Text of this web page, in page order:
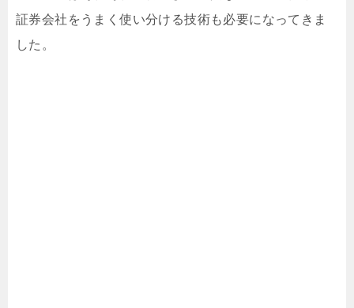
証券会社をうまく使い分ける技術も必要になってきま
した。